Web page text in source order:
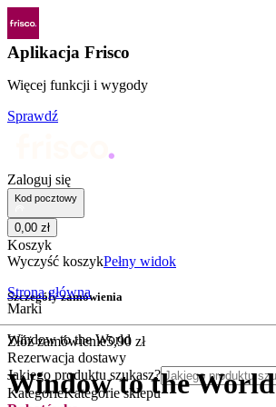
Aplikacja Frisco
Więcej funkcji i wygody
Sprawdź
Zaloguj się
Kod pocztowy
0,00 zł
Koszyk
Wyczyść koszykPełny widok
Szczegóły zamówienia
Złóż zamówienie5,90 zł
Rezerwacja dostawy
Jakiego produktu szukasz?
KategorieKategorie sklepu
Strona główna
Marki
Window to the World
Window to the World